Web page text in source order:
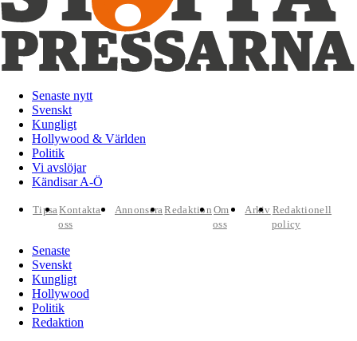
Senaste nytt
Svenskt
Kungligt
Hollywood & Världen
Politik
Vi avslöjar
Kändisar A-Ö
TipsaKontakta
oss
AnnonseraRedaktion Om
oss
Arkiv Redaktionell
policy
Senaste
Svenskt
Kungligt
Hollywood
Politik
Redaktion